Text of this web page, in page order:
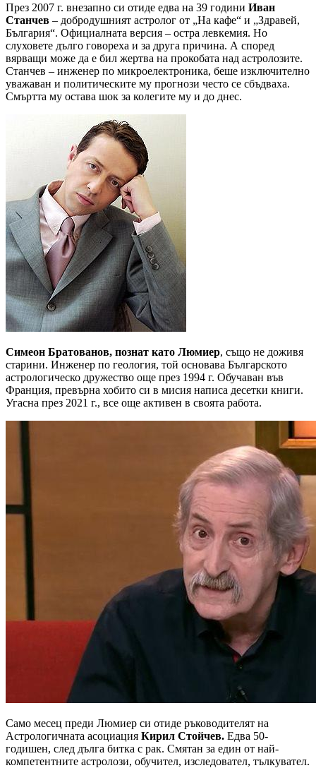
През 2007 г. внезапно си отиде едва на 39 години Иван
Станчев – добродушният астролог от „На кафе“ и „Здравей,
България“. Официалната версия – остра левкемия. Но
слуховете дълго говореха и за друга причина. А според
вярващи може да е бил жертва на прокобата над астролозите.
Станчев – инженер по микроелектроника, беше изключително
уважаван и политическите му прогнози често се сбъдваха.
Смъртта му остава шок за колегите му и до днес.
Симеон Братованов, познат като Люмиер, също не доживя
старини. Инженер по геология, той основава Българското
астрологическо дружество още през 1994 г. Обучаван във
Франция, превърна хобито си в мисия написа десетки книги.
Угасна през 2021 г., все още активен в своята работа.
Само месец преди Люмиер си отиде ръководителят на
Астрологичната асоциация Кирил Стойчев. Едва 50-
годишен, след дълга битка с рак. Смятан за един от най-
компетентните астролози, обучител, изследовател, тълкувател.